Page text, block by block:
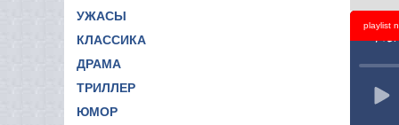
УЖАСЫ
КЛАССИКА
ДРАМА
ТРИЛЛЕР
ЮМОР
playlist